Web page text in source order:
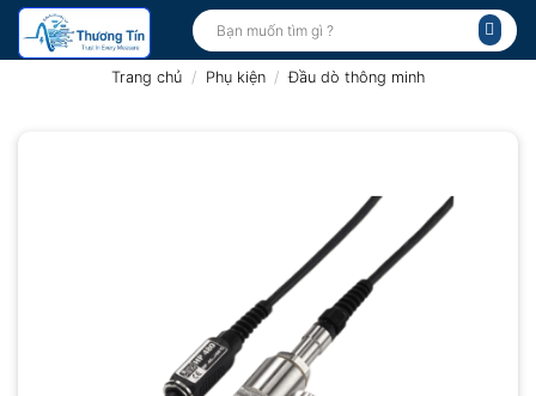
Bỏ
qua
Tìm
kiếm:
Trang chủ / Phụ kiện / Đầu dò thông minh